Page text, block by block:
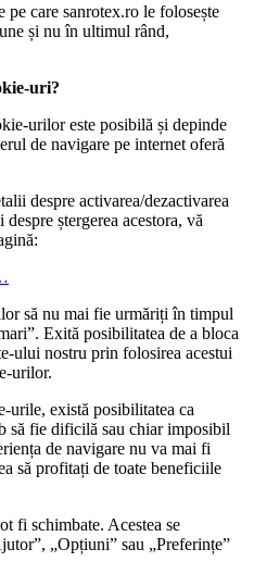
care sanrotex.ro le folosește
și nu în ultimul rând,
uri?
urilor este posibilă și depinde
de navigare pe internet oferă
despre activarea/dezactivarea
ștergerea acestora, vă
să nu mai fie urmăriți în timpul
Exită posibilitatea de a bloca
ului nostru prin folosirea acestui
urilor.
urile, există posibilitatea ca
să fie dificilă sau chiar imposibil
de navigare nu va mai fi
să profitați de toate beneficiile
fi schimbate. Acestea se
„Opțiuni” sau „Preferințe”